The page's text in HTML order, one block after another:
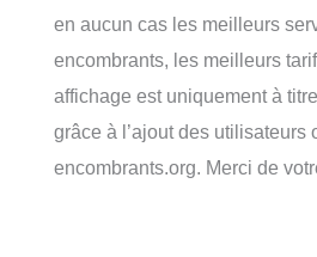
en aucun cas les meilleurs
encombrants, les meilleurs
affichage est uniquement à
grâce à l’ajout des utilisateurs
encombrants.org. Merci de